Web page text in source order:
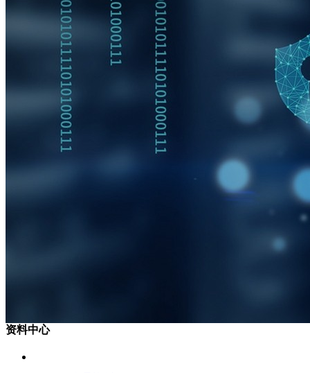
资料中心